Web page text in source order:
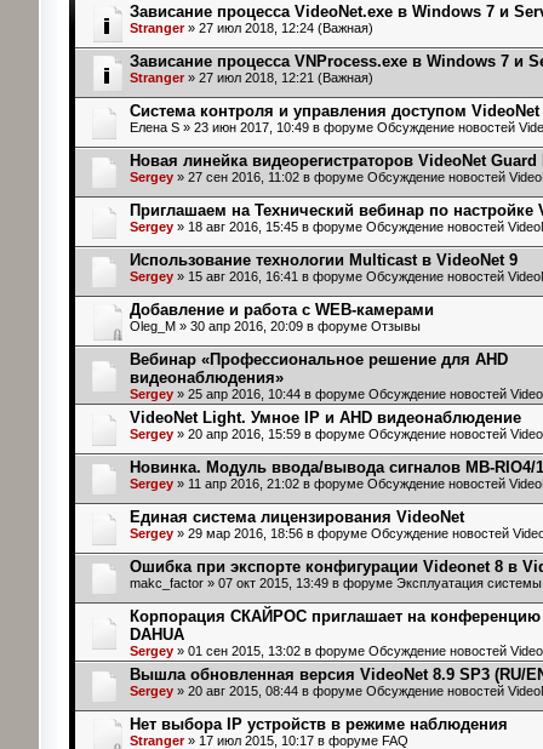
Зависание процесса VideoNet.exe в Windows 7 и
Stranger» 27 июл 2018, 12:24 (Важная)
Зависание процесса VNProcess.exe в Windows 7 и
Stranger» 27 июл 2018, 12:21 (Важная)
Система контроля и управления доступом VideoNet
Елена S» 23 июн 2017, 10:49 в форуме Обсуждение новостей
Новая линейка видеорегистраторов VideoNet Guard
Sergey» 27 сен 2016, 11:02 в форуме Обсуждение новостей
Приглашаем на Технический вебинар по настройке
Sergey» 18 авг 2016, 15:45 в форуме Обсуждение новостей
Использование технологии Multicast в VideoNet 9
Sergey» 15 авг 2016, 16:41 в форуме Обсуждение новостей
Добавление и работа с WEB-камерами
Oleg_M» 30 апр 2016, 20:09 в форуме Отзывы
Вебинар «Профессиональное решение для AHD
видеонаблюдения»
Sergey» 25 апр 2016, 10:44 в форуме Обсуждение новостей
VideoNet Light. Умное IP и AHD видеонаблюдение
Sergey» 20 апр 2016, 15:59 в форуме Обсуждение новостей
Новинка. Модуль ввода/вывода сигналов MB-RIO4/
Sergey» 11 апр 2016, 21:02 в форуме Обсуждение новостей
Единая система лицензирования VideoNet
Sergey» 29 мар 2016, 18:56 в форуме Обсуждение новостей
Ошибка при экспорте конфигурации Videonet 8 в
makc_factor» 07 окт 2015, 13:49 в форуме Эксплуатация
Корпорация СКАЙРОС приглашает на конференцию
DAHUA
Sergey» 01 сен 2015, 13:02 в форуме Обсуждение новостей
Вышла обновленная версия VideoNet 8.9 SP3 (RU/
Sergey» 20 авг 2015, 08:44 в форуме Обсуждение новостей
Нет выбора IP устройств в режиме наблюдения
Stranger» 17 июл 2015, 10:17 в форуме FAQ